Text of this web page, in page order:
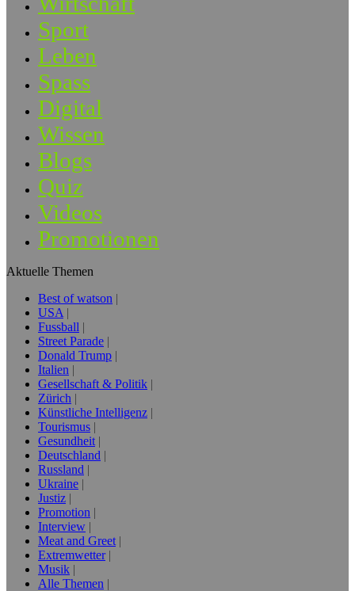
Sport
Leben
Spass
Digital
Wissen
Blogs
Quiz
Videos
Promotionen
Aktuelle Themen
Best of watson
USA
Fussball
Street Parade
Donald Trump
Italien
Gesellschaft & Politik
Zürich
Künstliche Intelligenz
Tourismus
Gesundheit
Deutschland
Russland
Ukraine
Justiz
Promotion
Interview
Meat and Greet
Extremwetter
Musik
Alle Themen